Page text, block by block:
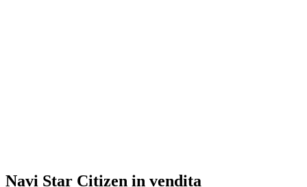
Navi Star Citizen in vendita